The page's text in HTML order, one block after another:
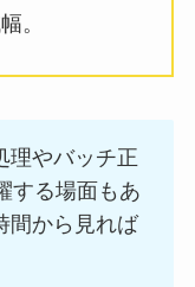
。
理やバッチ正
する場面もあ
間から見れば